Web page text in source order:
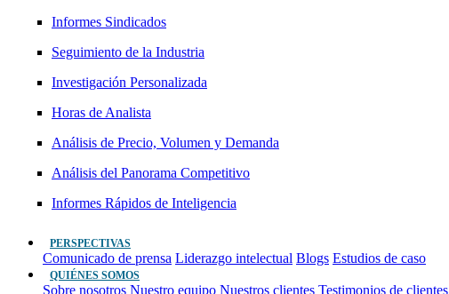
Informes Sindicados
Seguimiento de la Industria
Investigación Personalizada
Horas de Analista
Análisis de Precio, Volumen y Demanda
Análisis del Panorama Competitivo
Informes Rápidos de Inteligencia
PERSPECTIVAS
Comunicado de prensa Liderazgo intelectual Blogs Estudios de caso
QUIÉNES SOMOS
Sobre nosotros Nuestro equipo Nuestros clientes Testimonios de clientes